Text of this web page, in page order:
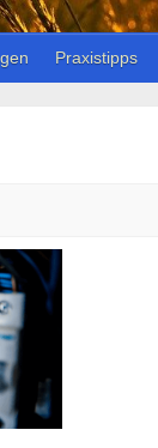
Praxistipps